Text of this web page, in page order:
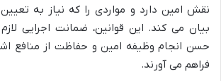
نقش امین دارد و مواردی را که نیاز به
بیان می کند. این قوانین، ضمانت اجرایی لازم
حسن انجام وظیفه امین و حفاظت از منافع
فراهم می آورند.